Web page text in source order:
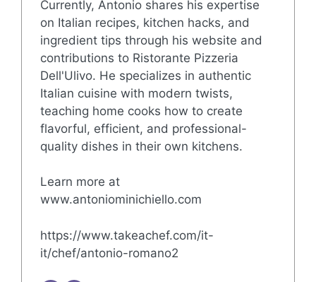
Currently, Antonio shares his expertise
on Italian recipes, kitchen hacks, and
ingredient tips through his website and
contributions to Ristorante Pizzeria
Dell'Ulivo. He specializes in authentic
Italian cuisine with modern twists,
teaching home cooks how to create
flavorful, efficient, and professional-
quality dishes in their own kitchens.
Learn more at
www.antoniominichiello.com
https://www.takeachef.com/it-
it/chef/antonio-romano2